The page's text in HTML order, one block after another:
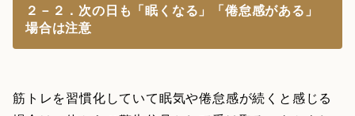
２－２．次の日も「眠くなる」「倦怠感がある」
場合は注意
筋トレを習慣化していて眠気や倦怠感が続くと感じる